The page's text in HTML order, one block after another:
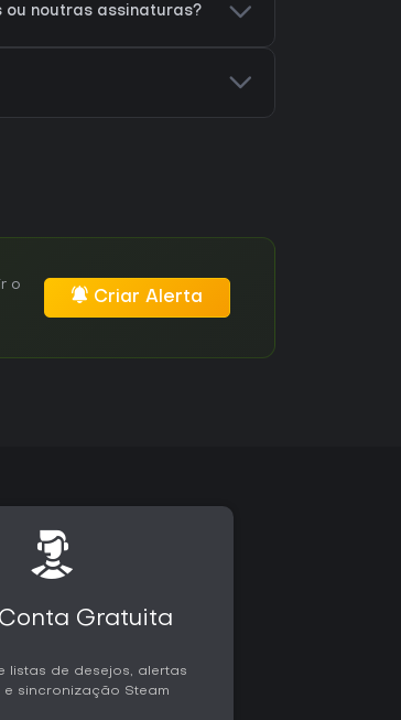
ou noutras assinaturas?
o
Criar Alerta
Gratuita
listas de desejos, alertas
sincronização Steam